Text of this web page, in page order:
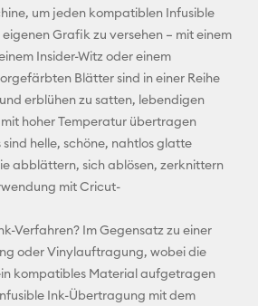
Facebook
um jeden kompatiblen Infusible
Grafik zu versehen – mit einem
Insider-Witz oder einem
Blätter sind in einer Reihe
erblühen zu satten, lebendigen
hoher Temperatur übertragen
helle, schöne, nahtlos glatte
abblättern, sich ablösen, zerknittern
mit Cricut-
Verfahren? Im Gegensatz zu einer
oder Vinylauftragung, wobei die
kompatibles Material aufgetragen
Ink-Übertragung mit dem